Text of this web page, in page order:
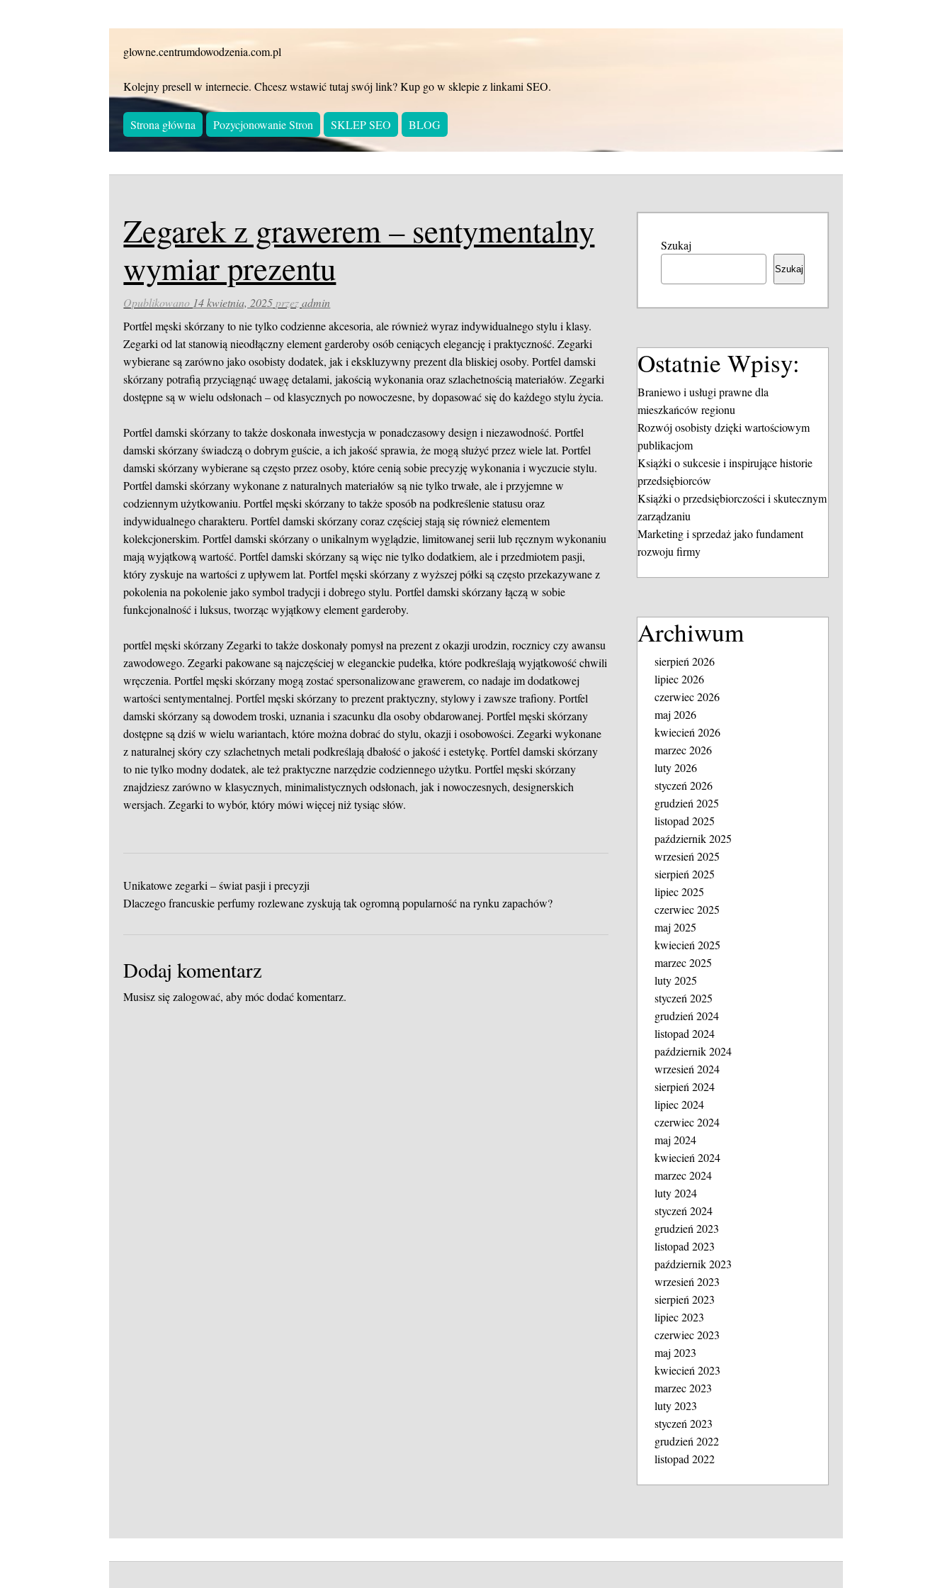
glowne.centrumdowodzenia.com.pl
Kolejny presell w internecie. Chcesz wstawić tutaj swój link? Kup go w sklepie z linkami SEO.
Strona główna Pozycjonowanie Stron SKLEP SEO BLOG
Zegarek z grawerem – sentymentalny
wymiar prezentu
Opublikowano 14 kwietnia, 2025 przezadmin
Portfel męski skórzany to nie tylko codzienne akcesoria, ale również wyraz indywidualnego stylu i klasy.
Zegarki od lat stanowią nieodłączny element garderoby osób ceniących elegancję i praktyczność. Zegarki
wybierane są zarówno jako osobisty dodatek, jak i ekskluzywny prezent dla bliskiej osoby. Portfel damski
skórzany potrafią przyciągnąć uwagę detalami, jakością wykonania oraz szlachetnością materiałów. Zegarki
dostępne są w wielu odsłonach – od klasycznych po nowoczesne, by dopasować się do każdego stylu życia.
Portfel damski skórzany to także doskonała inwestycja w ponadczasowy design i niezawodność. Portfel
damski skórzany świadczą o dobrym guście, a ich jakość sprawia, że mogą służyć przez wiele lat. Portfel
damski skórzany wybierane są często przez osoby, które cenią sobie precyzję wykonania i wyczucie stylu.
Portfel damski skórzany wykonane z naturalnych materiałów są nie tylko trwałe, ale i przyjemne w
codziennym użytkowaniu. Portfel męski skórzany to także sposób na podkreślenie statusu oraz
indywidualnego charakteru. Portfel damski skórzany coraz częściej stają się również elementem
kolekcjonerskim. Portfel damski skórzany o unikalnym wyglądzie, limitowanej serii lub ręcznym wykonaniu
mają wyjątkową wartość. Portfel damski skórzany są więc nie tylko dodatkiem, ale i przedmiotem pasji,
który zyskuje na wartości z upływem lat. Portfel męski skórzany z wyższej półki są często przekazywane z
pokolenia na pokolenie jako symbol tradycji i dobrego stylu. Portfel damski skórzany łączą w sobie
funkcjonalność i luksus, tworząc wyjątkowy element garderoby.
portfel męski skórzanyZegarki to także doskonały pomysł na prezent z okazji urodzin, rocznicy czy awansu
zawodowego. Zegarki pakowane są najczęściej w eleganckie pudełka, które podkreślają wyjątkowość chwili
wręczenia. Portfel męski skórzany mogą zostać spersonalizowane grawerem, co nadaje im dodatkowej
wartości sentymentalnej. Portfel męski skórzany to prezent praktyczny, stylowy i zawsze trafiony. Portfel
damski skórzany są dowodem troski, uznania i szacunku dla osoby obdarowanej. Portfel męski skórzany
dostępne są dziś w wielu wariantach, które można dobrać do stylu, okazji i osobowości. Zegarki wykonane
z naturalnej skóry czy szlachetnych metali podkreślają dbałość o jakość i estetykę. Portfel damski skórzany
to nie tylko modny dodatek, ale też praktyczne narzędzie codziennego użytku. Portfel męski skórzany
znajdziesz zarówno w klasycznych, minimalistycznych odsłonach, jak i nowoczesnych, designerskich
wersjach. Zegarki to wybór, który mówi więcej niż tysiąc słów.
Unikatowe zegarki – świat pasji i precyzji
Dlaczego francuskie perfumy rozlewane zyskują tak ogromną popularność na rynku zapachów?
Dodaj komentarz
Musisz sięzalogować, aby móc dodać komentarz.
Szukaj
Szukaj
Ostatnie Wpisy:
Braniewo i usługi prawne dla
mieszkańców regionu
Rozwój osobisty dzięki wartościowym
publikacjom
Książki o sukcesie i inspirujące historie
przedsiębiorców
Książki o przedsiębiorczości i skutecznym
zarządzaniu
Marketing i sprzedaż jako fundament
rozwoju firmy
Archiwum
sierpień 2026
lipiec 2026
czerwiec 2026
maj 2026
kwiecień 2026
marzec 2026
luty 2026
styczeń 2026
grudzień 2025
listopad 2025
październik 2025
wrzesień 2025
sierpień 2025
lipiec 2025
czerwiec 2025
maj 2025
kwiecień 2025
marzec 2025
luty 2025
styczeń 2025
grudzień 2024
listopad 2024
październik 2024
wrzesień 2024
sierpień 2024
lipiec 2024
czerwiec 2024
maj 2024
kwiecień 2024
marzec 2024
luty 2024
styczeń 2024
grudzień 2023
listopad 2023
październik 2023
wrzesień 2023
sierpień 2023
lipiec 2023
czerwiec 2023
maj 2023
kwiecień 2023
marzec 2023
luty 2023
styczeń 2023
grudzień 2022
listopad 2022